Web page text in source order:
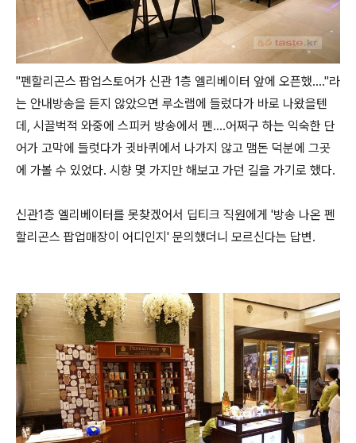
"펜할리곤스 팝업스토어가 신관 1층 엘리베이터 앞에 오픈했...."라
는 안내방송을 듣지 않았으면 루소랩에 들렀다가 바로 나왔을텐
데, 시끌벅적 와중에 스피커 방송에서 펜....어쩌구 하는 익숙한 단
어가 고막에 들럿다가 귓바퀴에서 나가지 않고 맴돈 덕분에 그곳
에 가볼 수 있었다. 시향 몇 가지만 해보고 가던 길을 가기로 했다.
신관1층 엘리베이터를 못찾겠어서 딥티크 직원에게 '방송 나온 펜
할리곤스 팝업매장이 어디인지' 문의했더니 모르신다는 답변.